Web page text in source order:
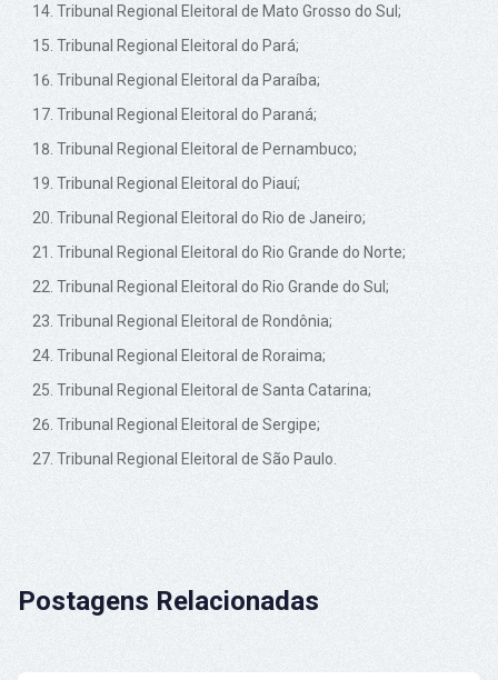
Tribunal Regional Eleitoral de Mato Grosso do Sul;
Tribunal Regional Eleitoral do Pará;
Tribunal Regional Eleitoral da Paraíba;
Tribunal Regional Eleitoral do Paraná;
Tribunal Regional Eleitoral de Pernambuco;
Tribunal Regional Eleitoral do Piauí;
Tribunal Regional Eleitoral do Rio de Janeiro;
Tribunal Regional Eleitoral do Rio Grande do Norte;
Tribunal Regional Eleitoral do Rio Grande do Sul;
Tribunal Regional Eleitoral de Rondônia;
Tribunal Regional Eleitoral de Roraima;
Tribunal Regional Eleitoral de Santa Catarina;
Tribunal Regional Eleitoral de Sergipe;
Tribunal Regional Eleitoral de São Paulo.
Postagens Relacionadas